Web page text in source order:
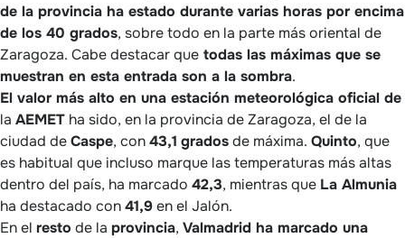
de la provincia ha estado durante varias horas por encima
de los 40 grados, sobre todo en la parte más oriental de
Zaragoza. Cabe destacar que todas las máximas que se
muestran en esta entrada son a la sombra.
El valor más alto en una estación meteorológica oficial de
la AEMET ha sido, en la provincia de Zaragoza, el de la
ciudad deCaspe, con43,1 gradosde máxima. Quinto, que
es habitual que incluso marque las temperaturas más altas
dentro del país, ha marcado 42,3, mientras que La Almunia
ha destacado con41,9en el Jalón.
En el resto de la provincia, Valmadrid ha marcado una